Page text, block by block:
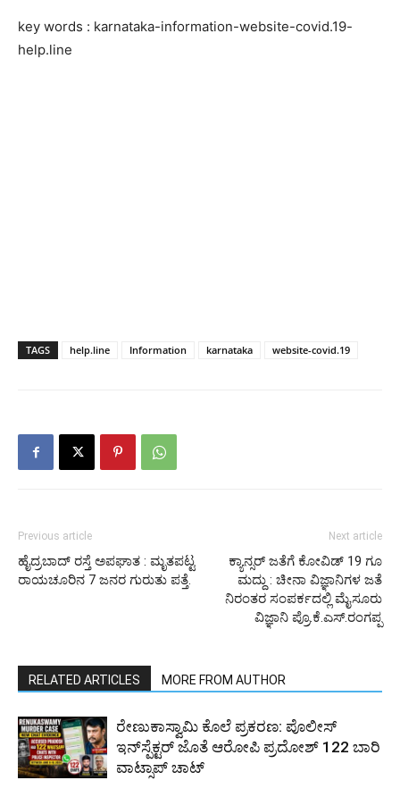
key words : karnataka-information-website-covid.19-
help.line
TAGS help.line Information karnataka website-covid.19
Previous article
ಹೈದ್ರಬಾದ್ ರಸ್ತೆ ಅಪಘಾತ : ಮೃತಪಟ್ಟ
ರಾಯಚೂರಿನ 7 ಜನರ ಗುರುತು ಪತ್ತೆ.
Next article
ಕ್ಯಾನ್ಸರ್ ಜತೆಗೆ ಕೋವಿಡ್ 19 ಗೂ
ಮದ್ದು : ಚೀನಾ ವಿಜ್ಞಾನಿಗಳ ಜತೆ
ನಿರಂತರ ಸಂಪರ್ಕದಲ್ಲಿ ಮೈಸೂರು
ವಿಜ್ಞಾನಿ ಪ್ರೊ.ಕೆ.ಎಸ್.ರಂಗಪ್ಪ
RELATED ARTICLES MORE FROM AUTHOR
ರೇಣುಕಾಸ್ವಾಮಿ ಕೊಲೆ ಪ್ರಕರಣ: ಪೊಲೀಸ್
ಇನ್‌ಸ್ಪೆಕ್ಟರ್‌ ಜೊತೆ ಆರೋಪಿ ಪ್ರದೋಶ್‌ 122 ಬಾರಿ
ವಾಟ್ಸಾಪ್ ಚಾಟ್